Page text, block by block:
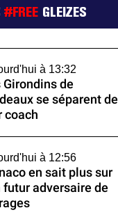
#FREE GLEIZES
à 13:32
Girondins de
se séparent de
coach
à 12:56
en sait plus sur
futur adversaire de